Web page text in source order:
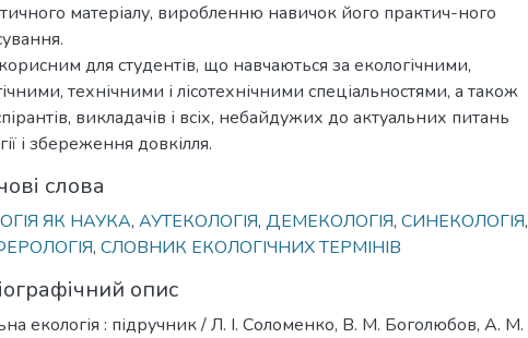
матеріалу, виробленню навичок його практич-ного
для студентів, що навчаються за екологічними,
технічними і лісотехнічними спеціальностями, а також
викладачів і всіх, небайдужих до актуальних питань
і збереження довкілля.
слова
ЯК НАУКА, АУТЕКОЛОГІЯ, ДЕМЕКОЛОГІЯ, СИНЕКОЛОГІЯ,
, СЛОВНИК ЕКОЛОГІЧНИХ ТЕРМІНІВ
опис
екологія : підручник / Л. І. Соломенко, В. М. Боголюбов, А. М.